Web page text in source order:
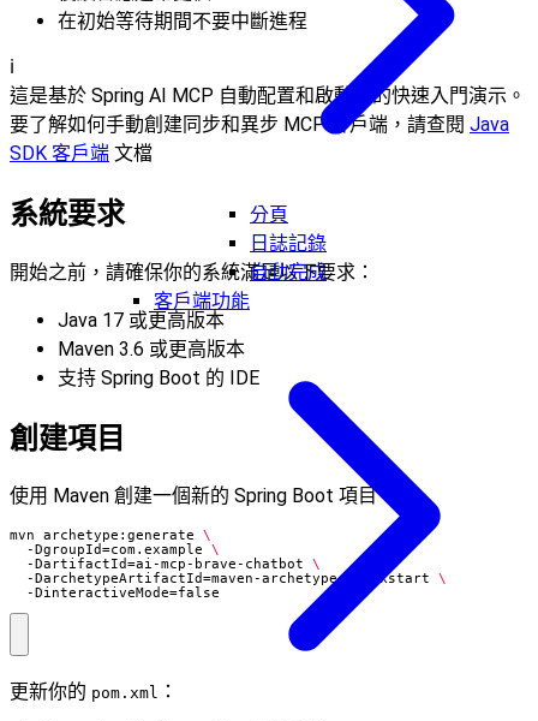
分頁
日誌記錄
自動完成
客戶端功能
在初始等待期間不要中斷進程
ℹ️
這是基於 Spring AI MCP 自動配置和啟動器的快速入門演示。
要了解如何手動創建同步和異步 MCP 客戶端，請查閱 Java
SDK 客戶端 文檔
系統要求
開始之前，請確保你的系統滿足以下要求：
Java 17 或更高版本
Maven 3.6 或更高版本
支持 Spring Boot 的 IDE
創建項目
使用 Maven 創建一個新的 Spring Boot 項目：
mvn archetype:generate
  -DgroupId
=com.example
  -DartifactId
=ai-mcp-brave-chatbot
  -DarchetypeArtifactId
=maven-archetype-quickstart
  -DinteractiveMode
=false
更新你的 pom.xml ：